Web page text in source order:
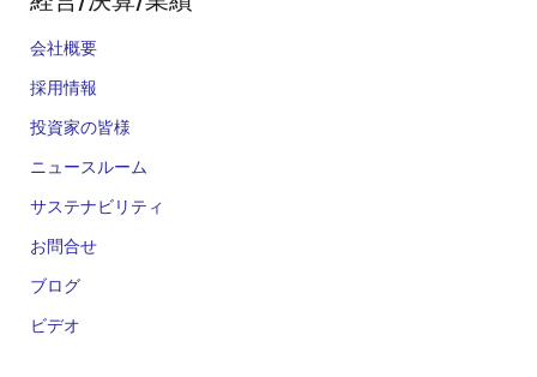
会社概要
採用情報
投資家の皆様
ニュースルーム
サステナビリティ
お問合せ
ブログ
ビデオ